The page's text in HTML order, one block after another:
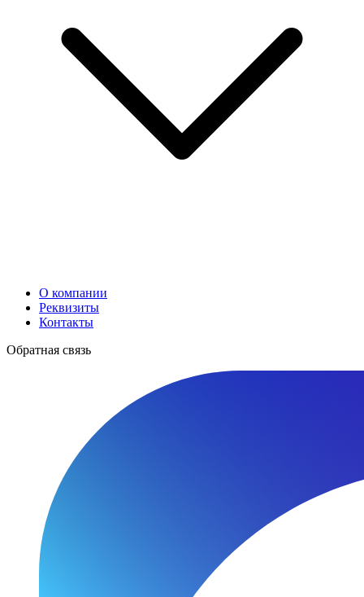
О компании
Реквизиты
Контакты
Обратная связь